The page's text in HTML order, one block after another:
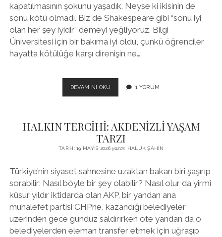
kapatılmasının şokunu yaşadık. Neyse ki ikisinin de
sonu kötü olmadı. Biz de Shakespeare gibi “sonu iyi
olan her şey iyidir” demeyi yeğliyoruz. Bilgi
Üniversitesi için bir bakıma iyi oldu, çünkü öğrenciler
hayatta kötülüğe karşı direnişin ne…
DEVAMINI OKU BİLGİ’NİN
VE
DOĞUŞU
1 YORUM
HALKIN TERCİHİ: AKDENİZLİ YAŞAM
TARZI
TARIH: 19 MAYIS 2026yazar: HALUK ŞAHIN
Türkiye’nin siyaset sahnesine uzaktan bakan biri şaşırıp
sorabilir: Nasıl böyle bir şey olabilir? Nasıl olur da yirmi
küsur yıldır iktidarda olan AKP, bir yandan ana
muhalefet partisi CHP’ne, kazandığı belediyeler
üzerinden gece gündüz saldırırken öte yandan da o
belediyelerden eleman transfer etmek için uğraşıp